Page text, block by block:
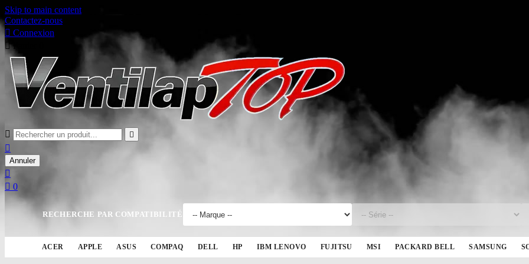
Skip to main content
Contactez-nous
 Connexion
 Panier
 

Annuler

 0
RECHERCHE PAR COMPATIBILITÉ
ACER APPLE ASUS COMPAQ DELL HP IBM LENOVO FUJITSU MSI PACKARD BELL SAMSUNG